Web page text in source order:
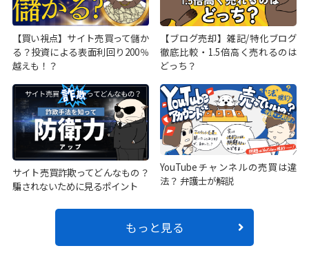
【買い視点】サイト売買って儲か
る？投資による表面利回り200％
越えも！？
【ブログ売却】雑記/特化ブログ
徹底比較・1.5倍高く売れるのは
どっち？
サイト売買詐欺ってどんなもの？
騙されないために見るポイント
YouTubeチャンネルの売買は違
法？ 弁護士が解説
もっと見る